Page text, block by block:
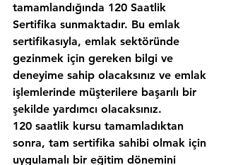
tamamlandığında 120 Saatlik
Sertifika sunmaktadır. Bu emlak
sertifikasıyla, emlak sektöründe
gezinmek için gereken bilgi ve
deneyime sahip olacaksınız ve emlak
işlemlerinde müşterilere başarılı bir
şekilde yardımcı olacaksınız.
120 saatlik kursu tamamladıktan
sonra, tam sertifika sahibi olmak için
uygulamalı bir eğitim dönemini